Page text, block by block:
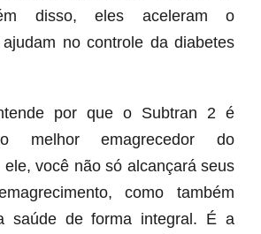
disso, eles aceleram o
no controle da diabetes
por que o Subtran 2 é
o melhor emagrecedor do
ele, você não só alcançará seus
como também
saúde de forma integral. É a